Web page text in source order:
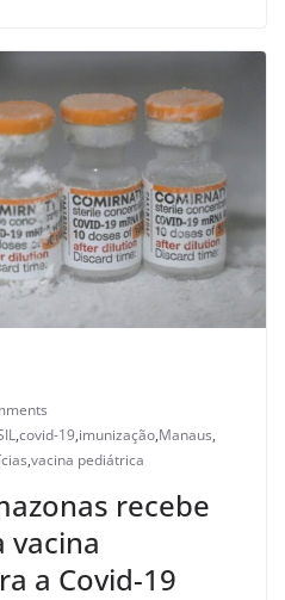
,covid-19,imunização,Manaus,
,vacina pediátrica
recebe
vacina
a Covid-19